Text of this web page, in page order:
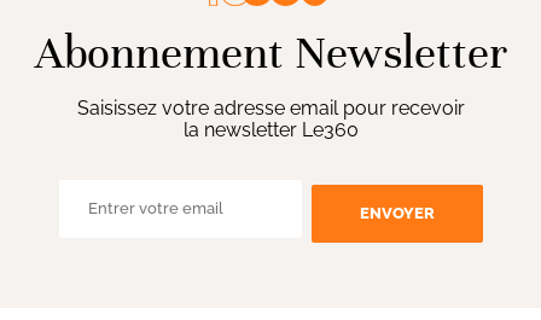
Abonnement Newsletter
Saisissez votre adresse email pour recevoir
la newsletter Le360
ENVOYER